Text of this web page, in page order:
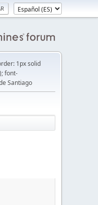
1px solid
font-
Santiago